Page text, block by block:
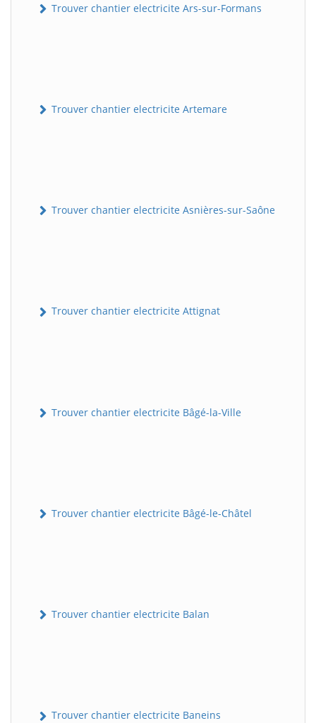
Trouver chantier electricite Ars-sur-Formans
Trouver chantier electricite Artemare
Trouver chantier electricite Asnières-sur-Saône
Trouver chantier electricite Attignat
Trouver chantier electricite Bâgé-la-Ville
Trouver chantier electricite Bâgé-le-Châtel
Trouver chantier electricite Balan
Trouver chantier electricite Baneins